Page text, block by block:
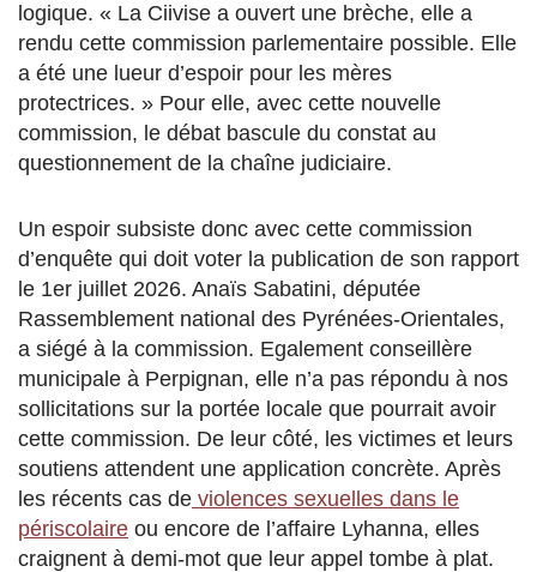
logique. « La Ciivise a ouvert une brèche, elle a
rendu cette commission parlementaire possible. Elle
a été une lueur d’espoir pour les mères
protectrices. » Pour elle, avec cette nouvelle
commission, le débat bascule du constat au
questionnement de la chaîne judiciaire.
Un espoir subsiste donc avec cette commission
d’enquête qui doit voter la publication de son rapport
le 1er juillet 2026. Anaïs Sabatini, députée
Rassemblement national des Pyrénées-Orientales,
a siégé à la commission. Egalement conseillère
municipale à Perpignan, elle n’a pas répondu à nos
sollicitations sur la portée locale que pourrait avoir
cette commission. De leur côté, les victimes et leurs
soutiens attendent une application concrète. Après
les récents cas de violences sexuelles dans le
périscolaire ou encore de l’affaire Lyhanna, elles
craignent à demi-mot que leur appel tombe à plat.